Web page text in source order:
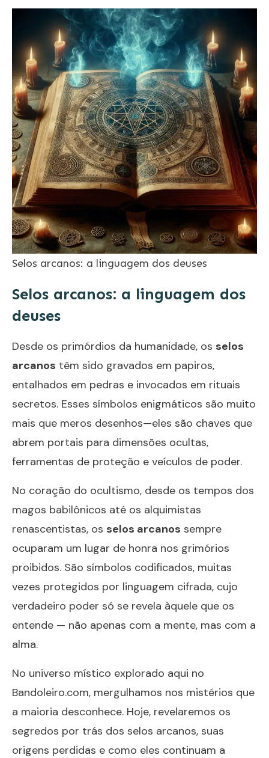
Selos arcanos: a linguagem dos deuses
Selos arcanos: a linguagem dos
deuses
Desde os primórdios da humanidade, os selos
arcanos têm sido gravados em papiros,
entalhados em pedras e invocados em rituais
secretos. Esses símbolos enigmáticos são muito
mais que meros desenhos—eles são chaves que
abrem portais para dimensões ocultas,
ferramentas de proteção e veículos de poder.
No coração do ocultismo, desde os tempos dos
magos babilônicos até os alquimistas
renascentistas, os selos arcanos sempre
ocuparam um lugar de honra nos grimórios
proibidos. São símbolos codificados, muitas
vezes protegidos por linguagem cifrada, cujo
verdadeiro poder só se revela àquele que os
entende — não apenas com a mente, mas com a
alma.
No universo místico explorado aqui no
Bandoleiro.com, mergulhamos nos mistérios que
a maioria desconhece. Hoje, revelaremos os
segredos por trás dos selos arcanos, suas
origens perdidas e como eles continuam a